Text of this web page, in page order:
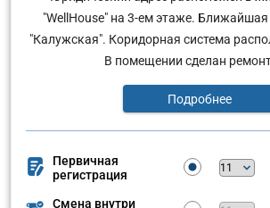
"WellHouse" на 3-ем этаже.
"Калужская". Коридорная система
В помещении сделан
Подробнее
Первичная
регистрация
Смена внутри